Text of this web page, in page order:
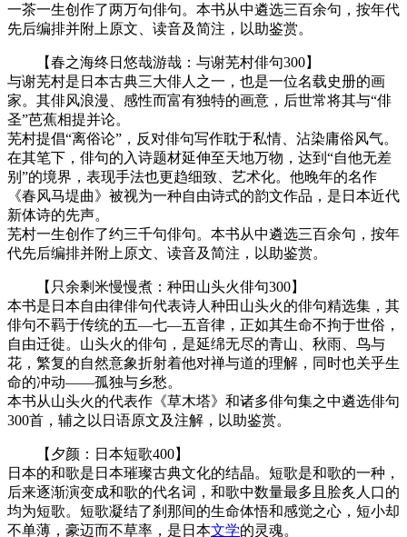
一茶一生创作了两万句俳句。本书从中遴选三百余句，按年代
先后编排并附上原文、读音及简注，以助鉴赏。
【春之海终日悠哉游哉：与谢芜村俳句300】
与谢芜村是日本古典三大俳人之一，也是一位名载史册的画
家。其俳风浪漫、感性而富有独特的画意，后世常将其与“俳
圣”芭蕉相提并论。
芜村提倡“离俗论”，反对俳句写作耽于私情、沾染庸俗风气。
在其笔下，俳句的入诗题材延伸至天地万物，达到“自他无差
别”的境界，表现手法也更趋细致、艺术化。他晚年的名作
《春风马堤曲》被视为一种自由诗式的韵文作品，是日本近代
新体诗的先声。
芜村一生创作了约三千句俳句。本书从中遴选三百余句，按年
代先后编排并附上原文、读音及简注，以助鉴赏。
【只余剩米慢慢煮：种田山头火俳句300】
本书是日本自由律俳句代表诗人种田山头火的俳句精选集，其
俳句不羁于传统的五—七—五音律，正如其生命不拘于世俗，
自由迁徙。山头火的俳句，是延绵无尽的青山、秋雨、鸟与
花，繁复的自然意象折射着他对禅与道的理解，同时也关乎生
命的冲动——孤独与乡愁。
本书从山头火的代表作《草木塔》和诸多俳句集之中遴选俳句
300首，辅之以日语原文及注解，以助鉴赏。
【夕颜：日本短歌400】
日本的和歌是日本璀璨古典文化的结晶。短歌是和歌的一种，
后来逐渐演变成和歌的代名词，和歌中数量最多且脍炙人口的
均为短歌。短歌凝结了刹那间的生命体悟和感觉之心，短小却
不单薄，豪迈而不草率，是日本文学的灵魂。